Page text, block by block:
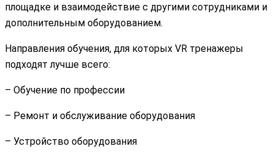
площадке и взаимодействие с другими сотрудниками и
дополнительным оборудованием.
Направления обучения, для которых VR тренажеры
подходят лучше всего:
– Обучение по профессии
– Ремонт и обслуживание оборудования
– Устройство оборудования